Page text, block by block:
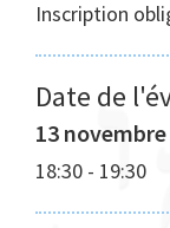
Inscription
Date de
13 novembre
18:30 - 19:30